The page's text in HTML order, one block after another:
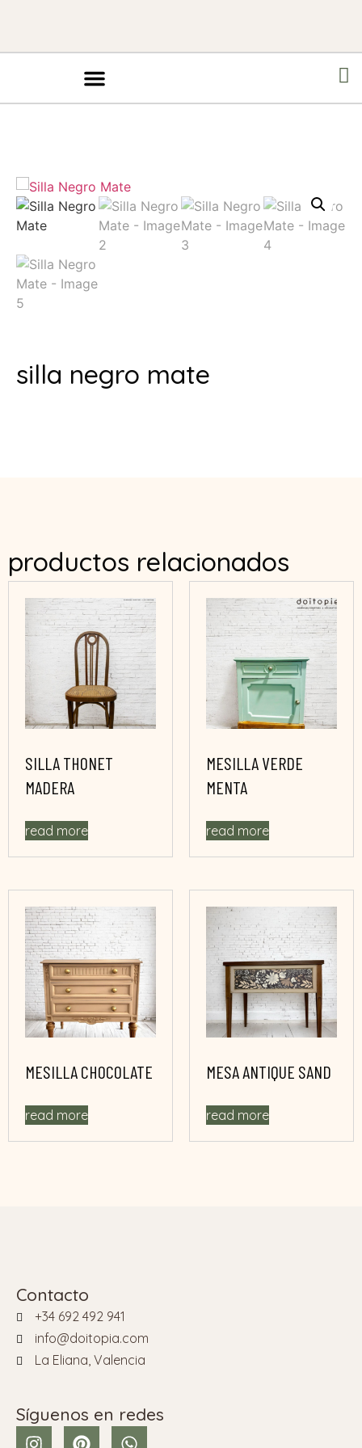
silla negro mate
productos relacionados
SILLA THONET
MADERA
read more
MESILLA VERDE
MENTA
read more
MESILLA CHOCOLATE
read more
MESA ANTIQUE SAND
read more
Contacto
+34 692 492 941
info@doitopia.com
La Eliana, Valencia
Síguenos en redes